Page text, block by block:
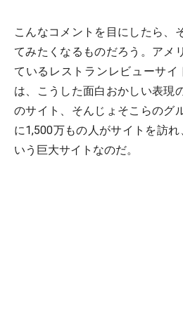
こんなコメントを目にしたら、
てみたくなるものだろう。アメ
ているレストランレビューサイ
は、こうした面白おかしい表現
のサイト、そんじょそこらのグ
に1,500万もの人がサイトを訪
いう巨大サイトなのだ。